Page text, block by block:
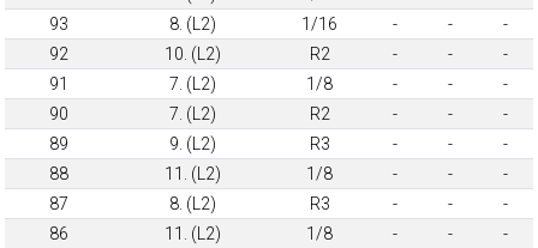
93
8. (L2) 1/16 - -
-
92
10. (L2) R2 - -
-
91
7. (L2) 1/8 - -
-
90
7. (L2) R2 - -
-
89
9. (L2) R3 - -
-
88
11. (L2) 1/8 - -
-
87
8. (L2) R3 - -
-
86
11. (L2) 1/8 - -
-